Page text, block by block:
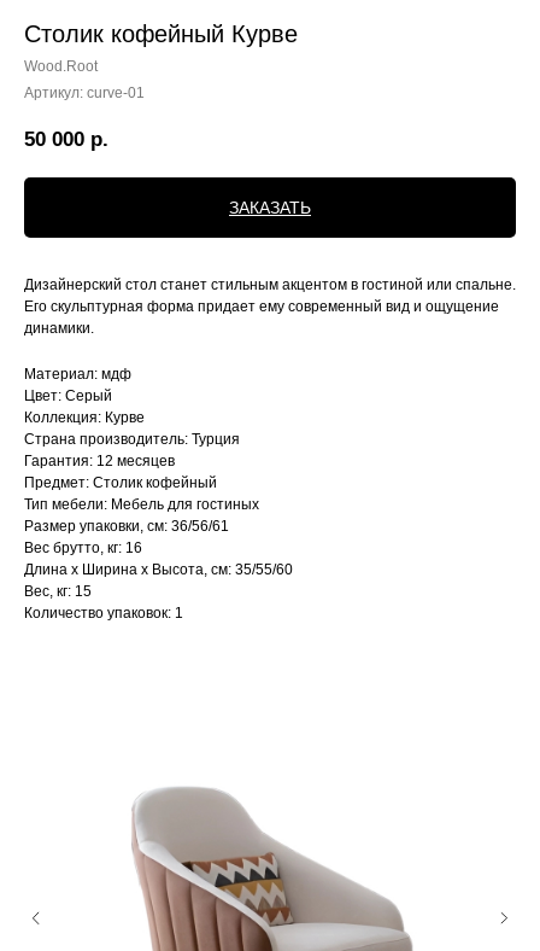
Столик кофейный Курве
Wood.Root
Артикул: curve-01
50 000 р.
ЗАКАЗАТЬ
Дизайнерский стол станет стильным акцентом в гостиной или спальне.
Его скульптурная форма придает ему современный вид и ощущение
динамики.
Материал: мдф
Цвет: Серый
Коллекция: Курве
Страна производитель: Турция
Гарантия: 12 месяцев
Предмет: Столик кофейный
Тип мебели: Мебель для гостиных
Размер упаковки, см: 36/56/61
Вес брутто, кг: 16
Длина х Ширина х Высота, см: 35/55/60
Вес, кг: 15
Количество упаковок: 1